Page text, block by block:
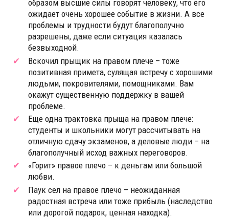
образом высшие силы говорят человеку, что его
ожидает очень хорошее событие в жизни. А все
проблемы и трудности будут благополучно
разрешены, даже если ситуация казалась
безвыходной.
Вскочил прыщик на правом плече – тоже
позитивная примета, сулящая встречу с хорошими
людьми, покровителями, помощниками. Вам
окажут существенную поддержку в вашей
проблеме.
Еще одна трактовка прыща на правом плече:
студенты и школьники могут рассчитывать на
отличную сдачу экзаменов, а деловые люди – на
благополучный исход важных переговоров.
«Горит» правое плечо – к деньгам или большой
любви.
Паук сел на правое плечо – неожиданная
радостная встреча или тоже прибыль (наследство
или дорогой подарок, ценная находка).